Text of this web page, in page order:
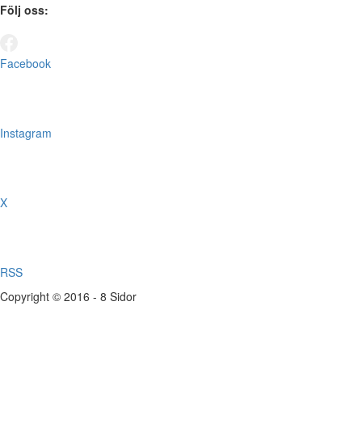
Följ oss:
Facebook
Instagram
X
RSS
Copyright © 2016 - 8 Sidor